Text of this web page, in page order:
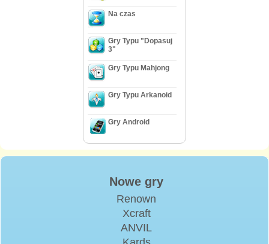
Na czas
Gry Typu "Dopasuj
3"
Gry Typu Mahjong
Gry Typu Arkanoid
Gry Android
Nowe gry
Renown
Xcraft
ANVIL